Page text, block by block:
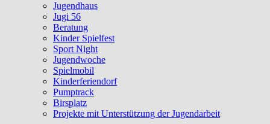
Jugendhaus
Jugi 56
Beratung
Kinder Spielfest
Sport Night
Jugendwoche
Spielmobil
Kinderferiendorf
Pumptrack
Birsplatz
Projekte mit Unterstützung der Jugendarbeit